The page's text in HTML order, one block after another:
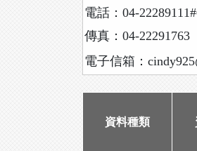
電話：04-
傳真：04-22291763
電子信箱：
資料種類